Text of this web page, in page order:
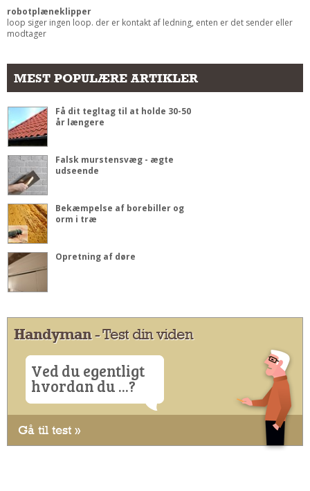
robotplæneklipper
loop siger ingen loop. der er kontakt af ledning, enten er det sender eller
modtager
MEST POPULÆRE ARTIKLER
Få dit tegltag til at holde 30-50
år længere
Falsk murstensvæg - ægte
udseende
Bekæmpelse af borebiller og
orm i træ
Opretning af døre
Handyman- Test din viden
Ved du egentligt
hvordan du ...?
Gå til test »